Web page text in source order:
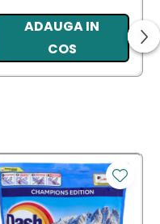
ADAUGA IN
COS